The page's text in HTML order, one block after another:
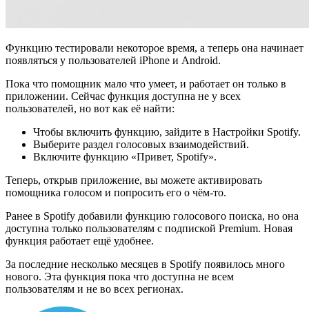
Функцию тестировали некоторое время, а теперь она начинает
появляться у пользователей iPhone и Android.
Пока что помощник мало что умеет, и работает он только в
приложении. Сейчас функция доступна не у всех
пользователей, но вот как её найти:
Чтобы включить функцию, зайдите в Настройки Spotify.
Выберите раздел голосовых взаимодействий.
Включите функцию «Привет, Spotify».
Теперь, открыв приложение, вы можете активировать
помощника голосом и попросить его о чём-то.
Ранее в Spotify добавили функцию голосового поиска, но она
доступна только пользователям с подпиской Premium. Новая
функция работает ещё удобнее.
За последние несколько месяцев в Spotify появилось много
нового. Эта функция пока что доступна не всем
пользователям и не во всех регионах.